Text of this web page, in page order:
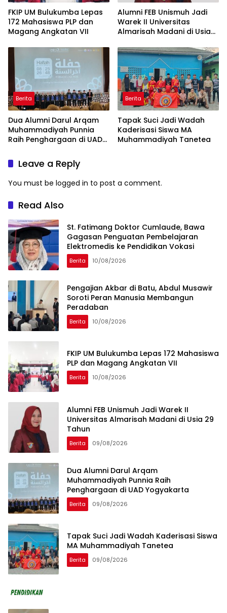
FKIP UM Bulukumba Lepas
172 Mahasiswa PLP dan
Magang Angkatan VII
Alumni FEB Unismuh Jadi
Warek II Universitas
Almarisah Madani di Usia
Berita
Dua Alumni Darul Arqam
Muhammadiyah Punnia
Raih Penghargaan di UAD
Berita
Tapak Suci Jadi Wadah
Kaderisasi Siswa MA
Muhammadiyah Tanetea
Leave a Reply
You must be logged in to post a comment.
Read Also
St. Fatimang Doktor Cumlaude, Bawa
Gagasan Penguatan Pembelajaran
Elektromedis ke Pendidikan Vokasi
Berita 10/08/2026
Pengajian Akbar di Batu, Abdul Musawir
Soroti Peran Manusia Membangun
Peradaban
Berita 10/08/2026
FKIP UM Bulukumba Lepas 172 Mahasiswa
PLP dan Magang Angkatan VII
Berita 10/08/2026
Alumni FEB Unismuh Jadi Warek II
Universitas Almarisah Madani di Usia 29
Tahun
Berita 09/08/2026
Dua Alumni Darul Arqam
Muhammadiyah Punnia Raih
Penghargaan di UAD Yogyakarta
Berita 09/08/2026
Tapak Suci Jadi Wadah Kaderisasi Siswa
MA Muhammadiyah Tanetea
Berita 09/08/2026